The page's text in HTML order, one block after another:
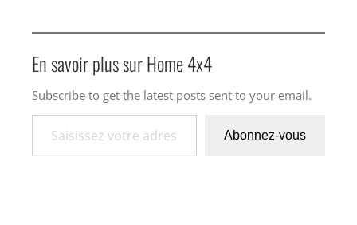
En savoir plus sur Home 4x4
Subscribe to get the latest posts sent to your email.
Saisissez votre adresse e-mail…
Abonnez-vous